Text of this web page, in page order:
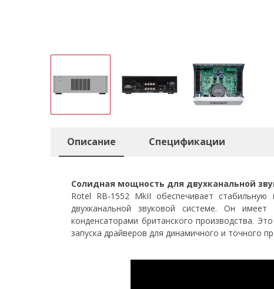
Описание Спецификации
Солидная мощность для двухканальной
Rotel RB-1552 MkII обеспечивает
двухканальной звуковой системе. Он имеет
конденсаторами британского производства.
запуска драйверов для динамичного и точного